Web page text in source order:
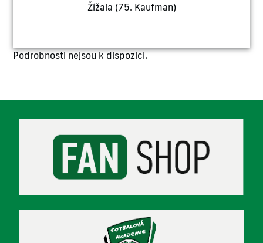
Žížala (75. Kaufman)
Podrobnosti nejsou k dispozici.